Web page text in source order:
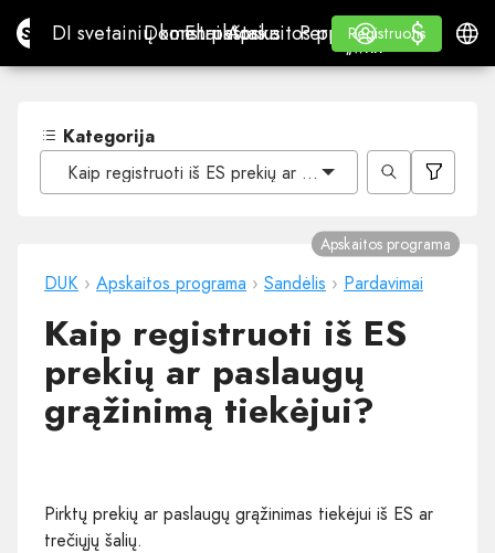
Site.proDI svetainių konstruktorius
DI svetainių konstruktorius
Domenai
DomenaiEl. paštas
El. paštasApskaitos programa
Apskaitos programa
Perpardavėjams
„WHITE LABEL“
Mokymasis
Mokymasis
Registruotis
Registruotis
Prisijungti
$
$
Kategorija
Kaip registruoti iš ES prekių ar paslaugų grąžinimą
DUK › Apskaitos programa › Sandėlis › Pardavimai
Apskaitos programa
Kaip registruoti iš ES
prekių ar paslaugų
grąžinimą tiekėjui?
Pirktų prekių ar paslaugų grąžinimas tiekėjui iš ES ar
trečiųjų šalių.